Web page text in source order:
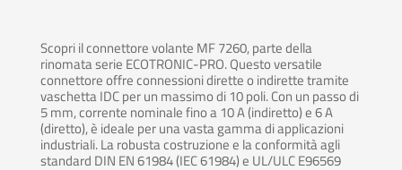
Scopri il connettore volante MF 7260, parte della
rinomata serie ECOTRONIC-PRO. Questo versatile
connettore offre connessioni dirette o indirette tramite
vaschetta IDC per un massimo di 10 poli. Con un passo di
5 mm, corrente nominale fino a 10 A (indiretto) e 6 A
(diretto), è ideale per una vasta gamma di applicazioni
industriali. La robusta costruzione e la conformità agli
standard DIN EN 61984 (IEC 61984) e UL/ULC E96569